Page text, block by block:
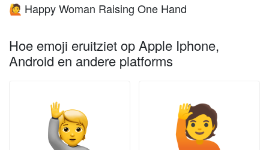
🙋 Happy Woman Raising One Hand
Hoe emoji eruitziet op Apple Iphone,
Android en andere platforms